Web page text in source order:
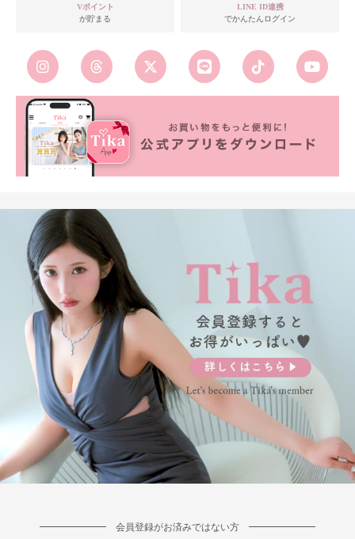
Vポイント
が貯まる
LINE ID連携
でかんたんログイン
会員登録がお済みではない方